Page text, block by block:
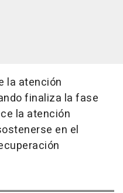
la atención
finaliza la fase
la atención
en el